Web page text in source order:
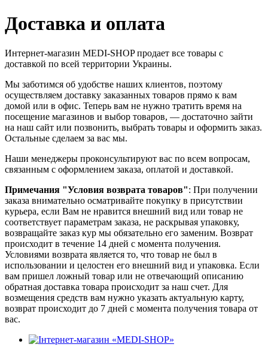
Доставка и оплата
Интернет-магазин MEDI-SHOP продает все товары с
доставкой по всей территории Украины.
Мы заботимся об удобстве наших клиентов, поэтому
осуществляем доставку заказанных товаров прямо к вам
домой или в офис. Теперь вам не нужно тратить время на
посещение магазинов и выбор товаров, — достаточно зайти
на наш сайт или позвонить, выбрать товары и оформить заказ.
Остальные сделаем за вас мы.
Наши менеджеры проконсультируют вас по всем вопросам,
связанным с оформлением заказа, оплатой и доставкой.
Примечания "Условия возврата товаров": При получении
заказа внимательно осматривайте покупку в присутствии
курьера, если Вам не нравится внешний вид или товар не
соответствует параметрам заказа, не раскрывая упаковку,
возвращайте заказ кур мы обязательно его заменим. Возврат
происходит в течение 14 дней с момента получения.
Условиями возврата является то, что товар не был в
использовании и целостен его внешний вид и упаковка. Если
вам пришел ложный товар или не отвечающий описанию
обратная доставка товара происходит за наш счет. Для
возмещения средств вам нужно указать актуальную карту,
возврат происходит до 7 дней с момента получения товара от
вас.